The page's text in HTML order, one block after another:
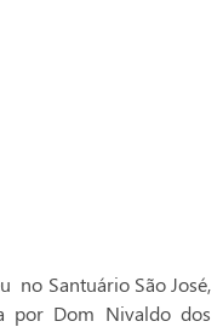
no Santuário São José,
por Dom Nivaldo dos